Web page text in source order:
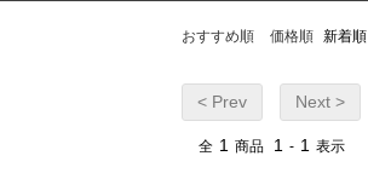
おすすめ順 価格順 新着順
< Prev Next >
全 1 商品 1 - 1 表示